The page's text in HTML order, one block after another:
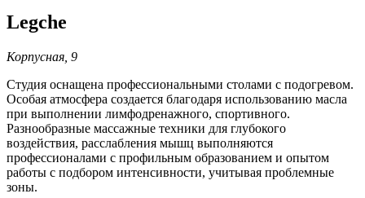
Legche
Корпусная, 9
Студия оснащена профессиональными столами с подогревом.
Особая атмосфера создается благодаря использованию масла
при выполнении лимфодренажного, спортивного.
Разнообразные массажные техники для глубокого
воздействия, расслабления мышц выполняются
профессионалами с профильным образованием и опытом
работы с подбором интенсивности, учитывая проблемные
зоны.